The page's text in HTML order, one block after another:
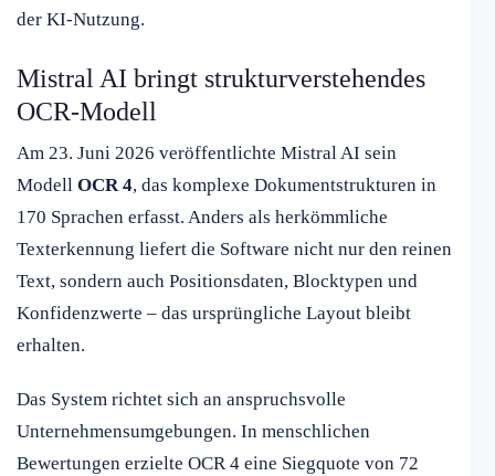
der KI-Nutzung.
Mistral AI bringt strukturverstehendes
OCR-Modell
Am 23. Juni 2026 veröffentlichte Mistral AI sein
Modell OCR 4, das komplexe Dokumentstrukturen in
170 Sprachen erfasst. Anders als herkömmliche
Texterkennung liefert die Software nicht nur den reinen
Text, sondern auch Positionsdaten, Blocktypen und
Konfidenzwerte – das ursprüngliche Layout bleibt
erhalten.
Das System richtet sich an anspruchsvolle
Unternehmensumgebungen. In menschlichen
Bewertungen erzielte OCR 4 eine Siegquote von 72